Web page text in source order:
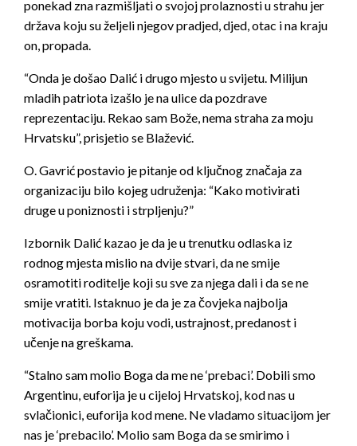
ponekad zna razmišljati o svojoj prolaznosti u strahu jer
država koju su željeli njegov pradjed, djed, otac i na kraju
on, propada.
“Onda je došao Dalić i drugo mjesto u svijetu. Milijun
mladih patriota izašlo je na ulice da pozdrave
reprezentaciju. Rekao sam Bože, nema straha za moju
Hrvatsku”, prisjetio se Blažević.
O. Gavrić postavio je pitanje od ključnog značaja za
organizaciju bilo kojeg udruženja: “Kako motivirati
druge u poniznosti i strpljenju?”
Izbornik Dalić kazao je da je u trenutku odlaska iz
rodnog mjesta mislio na dvije stvari, da ne smije
osramotiti roditelje koji su sve za njega dali i da se ne
smije vratiti. Istaknuo je da je za čovjeka najbolja
motivacija borba koju vodi, ustrajnost, predanost i
učenje na greškama.
“Stalno sam molio Boga da me ne ‘prebaci’. Dobili smo
Argentinu, euforija je u cijeloj Hrvatskoj, kod nas u
svlačionici, euforija kod mene. Ne vladamo situacijom jer
nas je ‘prebacilo’. Molio sam Boga da se smirimo i